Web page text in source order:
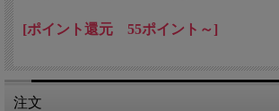
[ポイント還元 55ポイント～]
注文